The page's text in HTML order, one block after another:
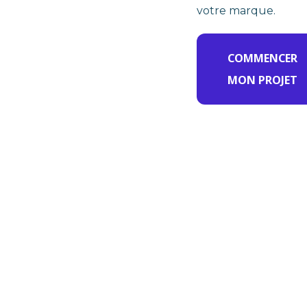
votre marque.
COMMENCER
MON PROJET